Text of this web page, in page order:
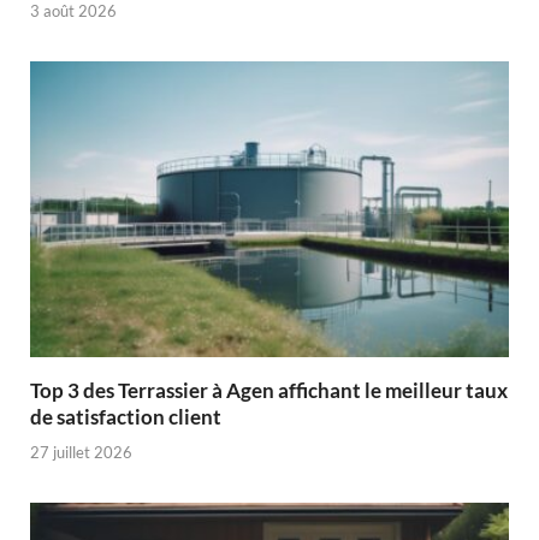
3 août 2026
Top 3 des Terrassier à Agen affichant le meilleur taux
de satisfaction client
27 juillet 2026